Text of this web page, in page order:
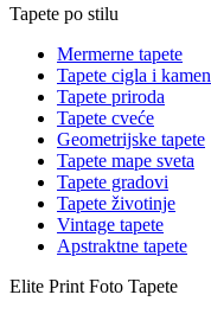
Tapete po stilu
Mermerne tapete
Tapete cigla i kamen
Tapete priroda
Tapete cveće
Geometrijske tapete
Tapete mape sveta
Tapete gradovi
Tapete životinje
Vintage tapete
Apstraktne tapete
Elite Print Foto Tapete